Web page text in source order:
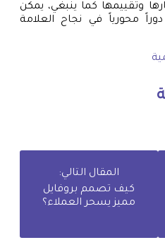
وتقييمها كما ينبغي، يمكن
محورياً في نجاح العلامة
المقال التالي:
كيف تصمم بروفايل
مميز يسحر العملاء؟